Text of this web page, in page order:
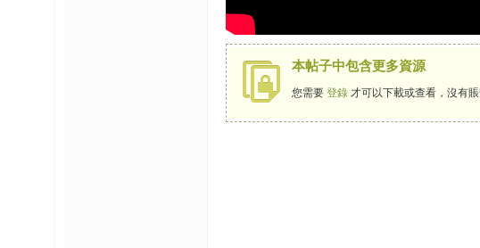
本帖子中包含更多資源
您需要 登錄 才可以下載或查看，沒有賬